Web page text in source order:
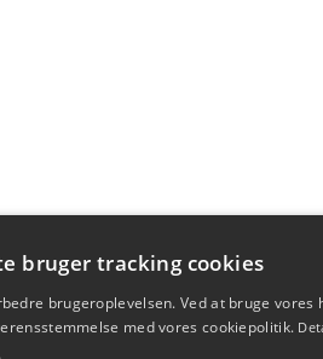
bruger tracking cookies
brugeroplevelsen. Ved at bruge vores
med vores cookiepolitik.